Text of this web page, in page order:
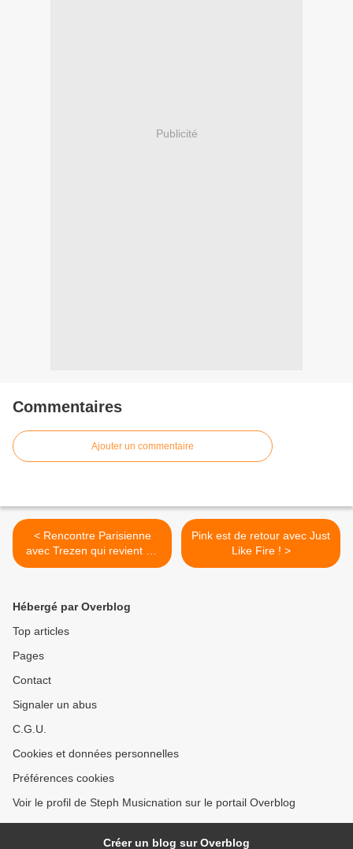
Publicité
Commentaires
Ajouter un commentaire
< Rencontre Parisienne
avec Trezen qui revient en
force en 2016 !
Pink est de retour avec Just
Like Fire ! >
Hébergé par Overblog
Top articles
Pages
Contact
Signaler un abus
C.G.U.
Cookies et données personnelles
Préférences cookies
Voir le profil de Steph Musicnation sur le portail Overblog
Créer un blog sur Overblog